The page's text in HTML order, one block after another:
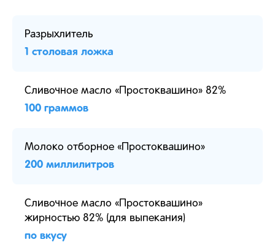
Разрыхлитель
1 столовая ложка
Сливочное масло «Простоквашино» 82%
100 граммов
Молоко отборное «Простоквашино»
200 миллилитров
Сливочное масло «Простоквашино»
жирностью 82% (для выпекания)
по вкусу